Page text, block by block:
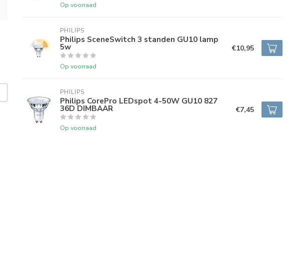
Op voorraad
PHILIPS
Philips SceneSwitch 3 standen GU10 lamp
5w
Op voorraad
€10,95
PHILIPS
Philips CorePro LEDspot 4-50W GU10 827
36D DIMBAAR
Op voorraad
€7,45